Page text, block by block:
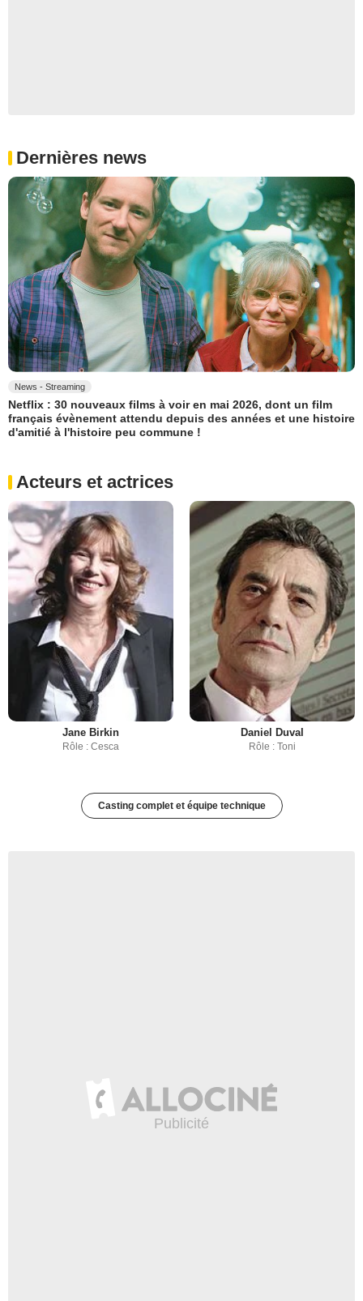
Dernières news
News - Streaming
Netflix : 30 nouveaux films à voir en mai 2026, dont un film
français évènement attendu depuis des années et une histoire
d'amitié à l'histoire peu commune !
Acteurs et actrices
Jane Birkin
Rôle : Cesca
Daniel Duval
Rôle : Toni
Casting complet et équipe technique